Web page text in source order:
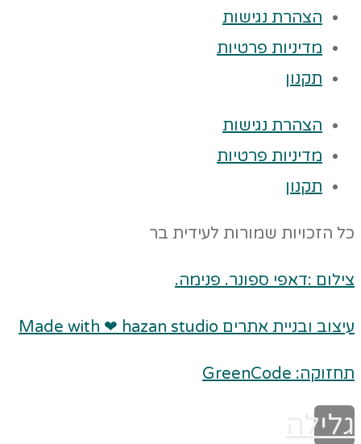
הצהרת נגישות
מדיניות פרטיות
תקנון
הצהרת נגישות
מדיניות פרטיות
תקנון
כל הזכויות שמורות לעידית בר
צילום :דאפי ספונר. פנימה.
עיצוב ובניית אתרים Made with ❤ hazan studio
תחזוקה: GreenCode
גלילה